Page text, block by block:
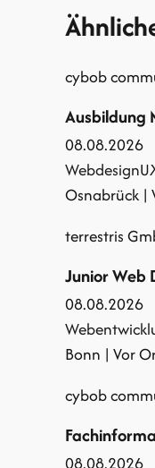
cybob
Ausbildung
08.08.2026
Webdesign
Osnabrück |
terrestris
Junior Web
08.08.2026
Bonn | Vor
cybob
08.08.2026